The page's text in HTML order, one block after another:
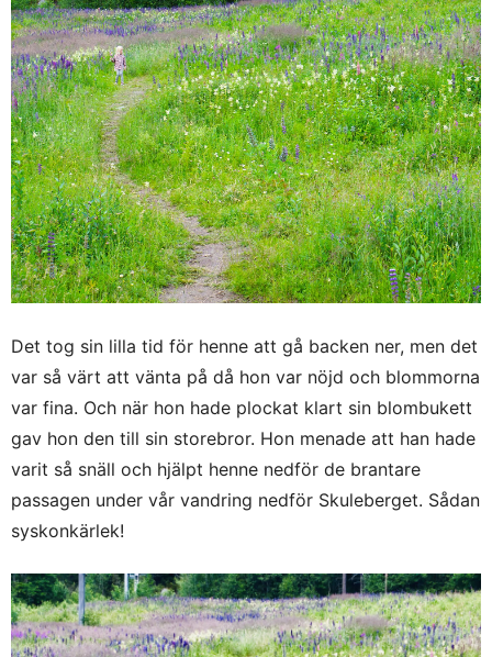
Det tog sin lilla tid för henne att gå backen ner, men det
var så värt att vänta på då hon var nöjd och blommorna
var fina. Och när hon hade plockat klart sin blombukett
gav hon den till sin storebror. Hon menade att han hade
varit så snäll och hjälpt henne nedför de brantare
passagen under vår vandring nedför Skuleberget. Sådan
syskonkärlek!